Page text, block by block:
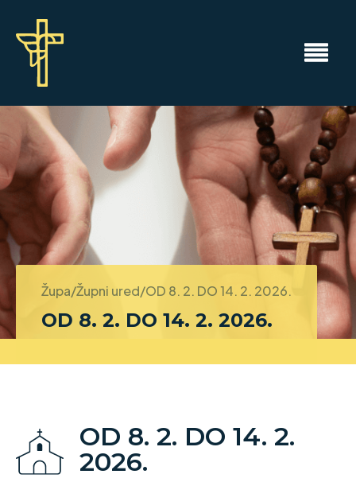
Župa/Župni ured/OD 8. 2. DO 14. 2. 2026.
OD 8. 2. DO 14. 2. 2026.
OD 8. 2. DO 14. 2.
2026.